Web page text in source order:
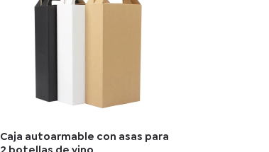
Caja autoarmable con asas para